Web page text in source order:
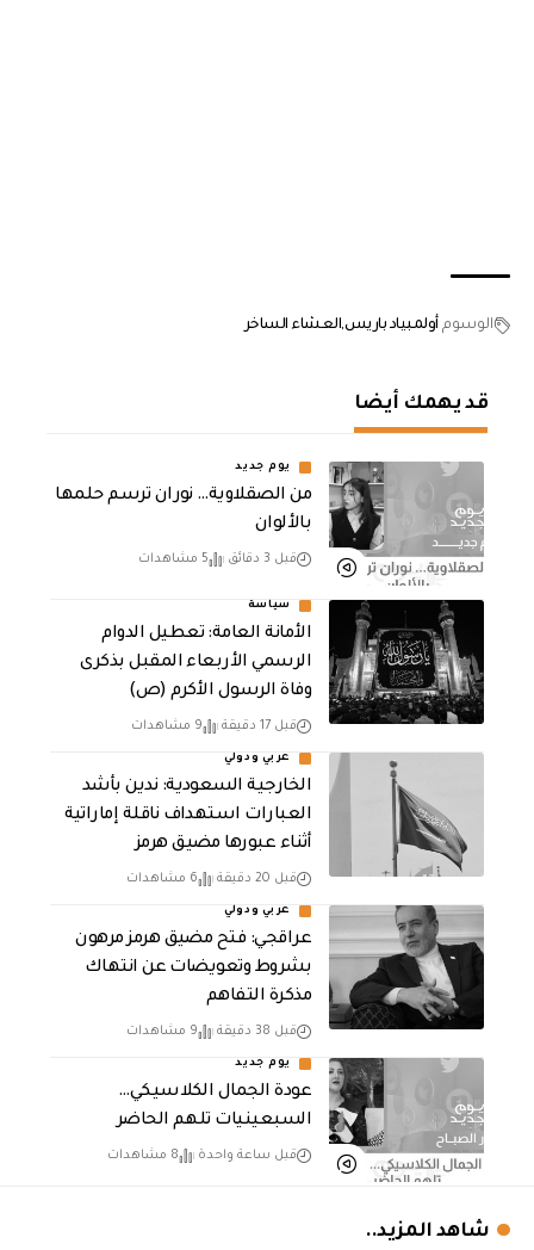
الوسوم أولمبياد باريسالعشاء الساخر
قد يهمك أيضا
يوم جديد
من الصقلاوية… نوران ترسم حلمها
بالألوان
قبل 3 دقائق 5 مشاهدات
سياسة
الأمانة العامة: تعطيل الدوام
الرسمي الأربعاء المقبل بذكرى
وفاة الرسول الأكرم (ص)
قبل 17 دقيقة 9 مشاهدات
عربي ودولي
‏الخارجية السعودية: ندين بأشد
العبارات استهداف ناقلة إماراتية
أثناء عبورها مضيق هرمز
قبل 20 دقيقة 6 مشاهدات
عربي ودولي
عراقجي: فتح مضيق هرمز مرهون
بشروط وتعويضات عن انتهاك
مذكرة التفاهم
قبل 38 دقيقة 9 مشاهدات
يوم جديد
عودة الجمال الكلاسيكي…
السبعينيات تلهم الحاضر
قبل ساعة واحدة 8 مشاهدات
شاهد المزيد..